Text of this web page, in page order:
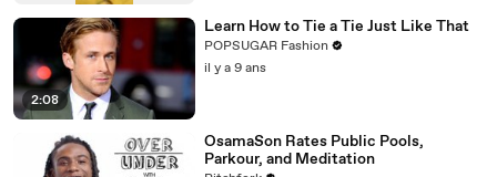
2:08
Learn How to Tie a Tie Just Like That
POPSUGAR Fashion
il y a 9 ans
OsamaSon Rates Public Pools,
Parkour, and Meditation